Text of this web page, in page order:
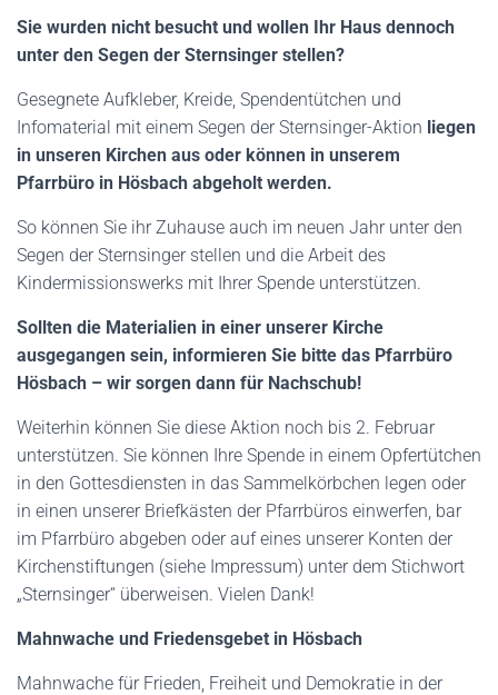
Sie wurden nicht besucht und wollen Ihr Haus dennoch
unter den Segen der Sternsinger stellen?
Gesegnete Aufkleber, Kreide, Spendentütchen und
Infomaterial mit einem Segen der Sternsinger-Aktion liegen
in unseren Kirchen aus oder können in unserem
Pfarrbüro in Hösbach abgeholt werden.
So können Sie ihr Zuhause auch im neuen Jahr unter den
Segen der Sternsinger stellen und die Arbeit des
Kindermissionswerks mit Ihrer Spende unterstützen.
Sollten die Materialien in einer unserer Kirche
ausgegangen sein, informieren Sie bitte das Pfarrbüro
Hösbach – wir sorgen dann für Nachschub!
Weiterhin können Sie diese Aktion noch bis 2. Februar
unterstützen. Sie können Ihre Spende in einem Opfertütchen
in den Gottesdiensten in das Sammelkörbchen legen oder
in einen unserer Briefkästen der Pfarrbüros einwerfen, bar
im Pfarrbüro abgeben oder auf eines unserer Konten der
Kirchenstiftungen (siehe Impressum) unter dem Stichwort
„Sternsinger“ überweisen. Vielen Dank!
Mahnwache und Friedensgebet in Hösbach
Mahnwache für Frieden, Freiheit und Demokratie in der